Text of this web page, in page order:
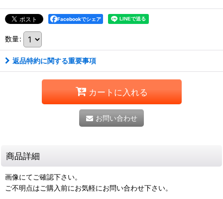
Facebookでシェア
数量:
返品特約に関する重要事項
カートに入れる
お問い合わせ
商品詳細
画像にてご確認下さい。
ご不明点はご購入前にお気軽にお問い合わせ下さい。